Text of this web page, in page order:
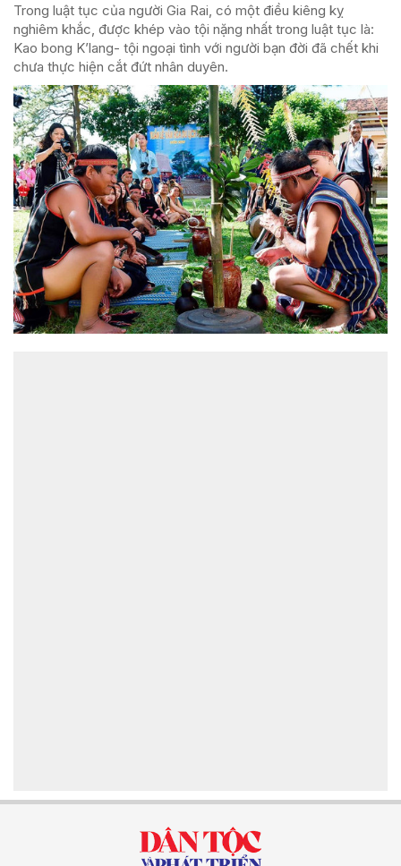
Trong luật tục của người Gia Rai, có một điều kiêng kỵ
nghiêm khắc, được khép vào tội nặng nhất trong luật tục là:
Kao bong K’lang- tội ngoại tình với người bạn đời đã chết khi
chưa thực hiện cắt đứt nhân duyên.